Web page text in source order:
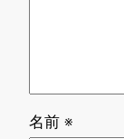
名前 ※